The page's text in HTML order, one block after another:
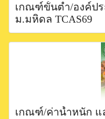
เกณฑ์ขั้นตำ่/องค์ปร
ม.มหิดล TCAS69
เกณฑ์/ค่าน้ำหนัก แ